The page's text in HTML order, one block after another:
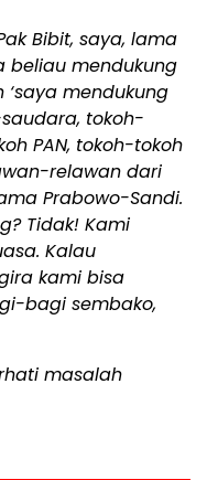
Bibit, saya, lama
beliau mendukung
mendukung
tokoh-
PAN, tokoh-tokoh
relawan dari
Prabowo-Sandi.
Tidak! Kami
Kalau
kami bisa
bagi sembako,
masalah